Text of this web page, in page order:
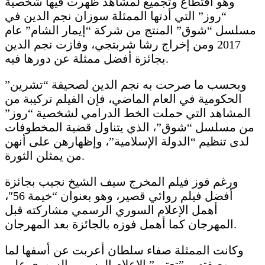
“روز” التي أدتها الممثلة سوزان نجم الدين في
مسلسل “شوق” المنتج من شركة “إيمار الشام” عام
2017 ومن إخراج رشا شربتجي، وفازت نجم الدين
بجائزة أفضل ممثلة عن دورها فيه.
وبحسب ما صرحت به نجم الدين لصحيفة “تشرين”
الحكومية في العام الماضي، فإن الفيلم تركيبة من
المشاهد التي حملت الخط الدرامي لشخصية “روز”
من مسلسل “شوق”، الذي يتناول قضية المخطوفات
لدى تنظيم “الدولة الإسلامية”، وإظهارهن على أنهن
من يمثلن الثورة.
ورغم فوز فيلم المخرج سيف الشيخ نجيب بجائزة
أفضل فيلم روائي قصير، وهو بعنوان “خيمة 56″،
أهمل الإعلام السوري الرسمي مشاركته قبل
المهرجان كما أهمل فوزه بالجائزة بعد المهرجان.
وكانت الممثلة صفاء سلطان أعربت عن أسفها لما